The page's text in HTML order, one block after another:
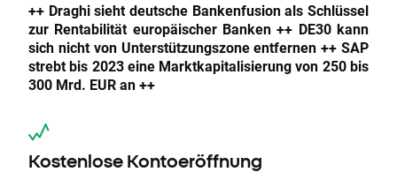
++ Draghi sieht deutsche Bankenfusion als Schlüssel
zur Rentabilität europäischer Banken ++ DE30 kann
sich nicht von Unterstützungszone entfernen ++ SAP
strebt bis 2023 eine Marktkapitalisierung von 250 bis
300 Mrd. EUR an ++
Kostenlose Kontoeröffnung